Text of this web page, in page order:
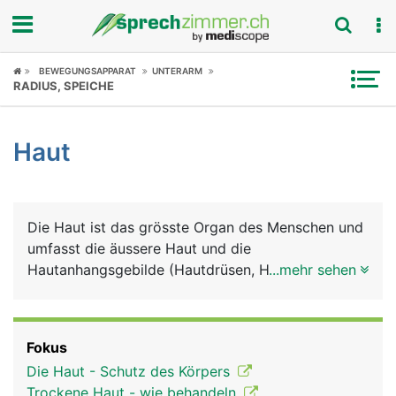
Fokus
Symptome
News
Rubriken
BEWEGUNGSAPPARAT UNTERARM
RADIUS, SPEICHE
Haut
Die Haut ist das grösste Organ des Menschen und
umfasst die äussere Haut und die
Hautanhangsgebilde (Hautdrüsen, Haare, Nägel).
Oberhaut (Epidermis), Lederhaut (Dermis) und
Unterhaut (Subkutis). Zu den Hauptaufgaben der
...mehr sehen
Fokus
Die Haut - Schutz des Körpers
Trockene Haut - wie behandeln